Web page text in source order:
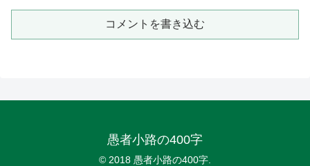
コメントを書き込む
愚者小路の400字
© 2018 愚者小路の400字.